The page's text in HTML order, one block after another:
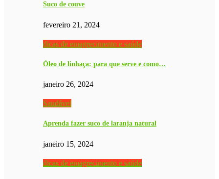
Suco de couve
fevereiro 21, 2024
dicas de emagrecimento e saúde
Óleo de linhaça: para que serve e como…
janeiro 26, 2024
Saudável
Aprenda fazer suco de laranja natural
janeiro 15, 2024
dicas de emagrecimento e saúde